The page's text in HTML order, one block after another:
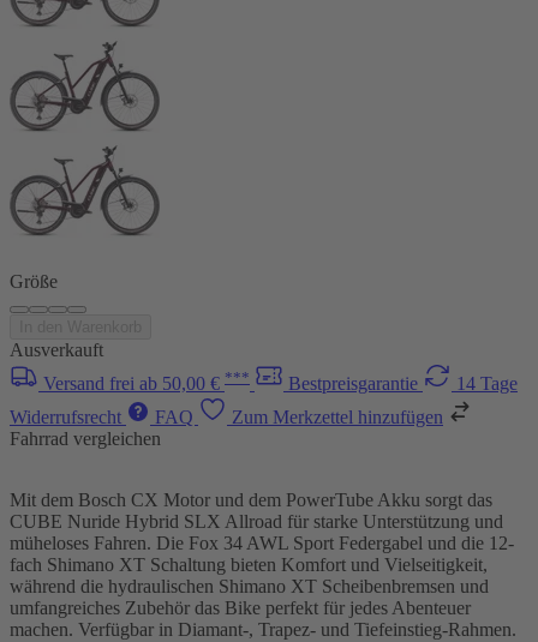
Größe
Ausverkauft
Versand frei ab 50,00 € *** Bestpreisgarantie
14 Tage
Widerrufsrecht
FAQ
Zum Merkzettel hinzufügen
Fahrrad vergleichen
Mit dem Bosch CX Motor und dem PowerTube Akku sorgt das
CUBE Nuride Hybrid SLX Allroad für starke Unterstützung und
müheloses Fahren. Die Fox 34 AWL Sport Federgabel und die 12-
fach Shimano XT Schaltung bieten Komfort und Vielseitigkeit,
während die hydraulischen Shimano XT Scheibenbremsen und
umfangreiches Zubehör das Bike perfekt für jedes Abenteuer
machen. Verfügbar in Diamant-, Trapez- und Tiefeinstieg-Rahmen.